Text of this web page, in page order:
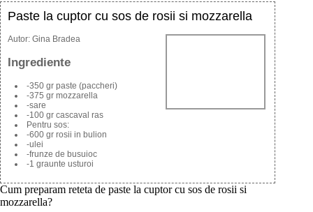
Paste la cuptor cu sos de rosii si mozzarella
Autor: Gina Bradea
Ingrediente
-350 gr paste (paccheri)
-375 gr mozzarella
-sare
-100 gr cascaval ras
Pentru sos:
-600 gr rosii in bulion
-ulei
-frunze de busuioc
-1 graunte usturoi
Cum preparam reteta de paste la cuptor cu sos de rosii si
mozzarella?